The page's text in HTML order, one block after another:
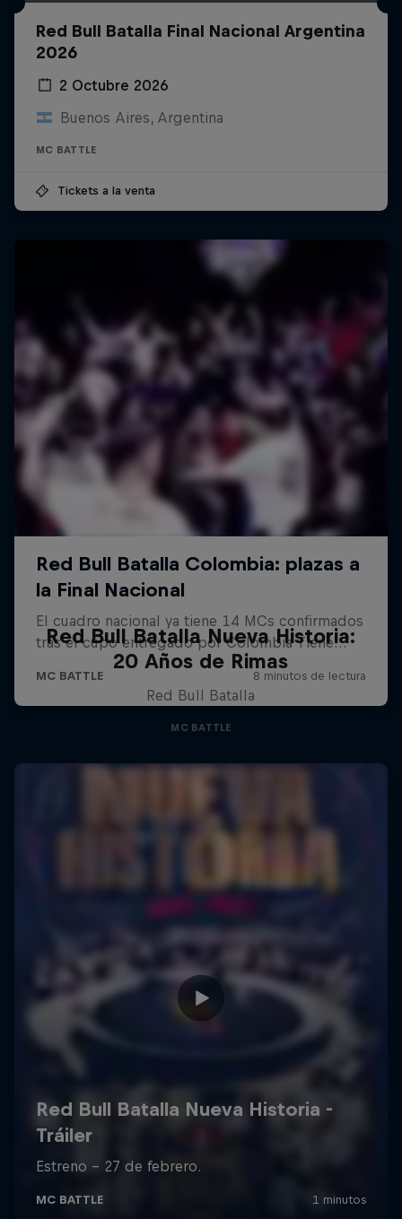
Red Bull Batalla Final Nacional Argentina
2026
2 Octubre 2026
Buenos Aires, Argentina
MC BATTLE
Tickets a la venta
Red Bull Batalla Nueva Historia:
20 Años de Rimas
Red Bull Batalla
MC BATTLE